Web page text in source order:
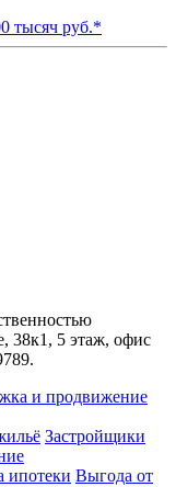
тысяч руб.*
38к1, 5 этаж, офис
и продвижение
Застройщики
ипотеки Выгода от